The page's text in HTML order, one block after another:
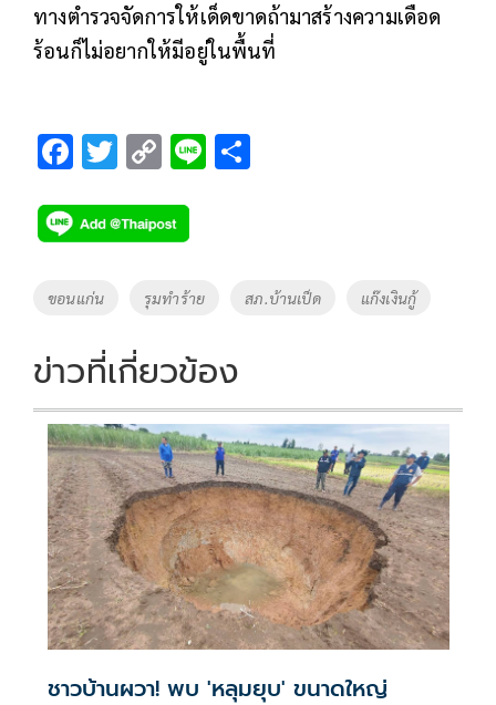
ทางตำรวจจัดการให้เด็ดขาดถ้ามาสร้างความเดือด
ร้อนก็ไม่อยากให้มีอยู่ในพื้นที่
F
e
b
o
k
T
tt
er
C
p
y
Li
k
Li
Tags
ขอนแก่น รุมทำร้าย สภ.บ้านเป็ด แก๊งเงินกู้
ข่าวที่เกี่ยวข้อง
ชาวบ้านผวา! พบ 'หลุมยุบ' ขนาดใหญ่